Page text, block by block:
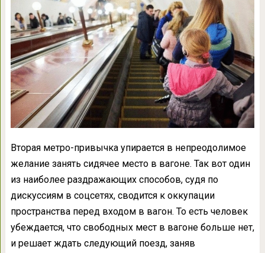
Вторая метро-привычка упирается в непреодолимое
желание занять сидячее место в вагоне. Так вот один
из наиболее раздражающих способов, судя по
дискуссиям в соцсетях, сводится к оккупации
пространства перед входом в вагон. То есть человек
убеждается, что свободных мест в вагоне больше нет,
и решает ждать следующий поезд, заняв